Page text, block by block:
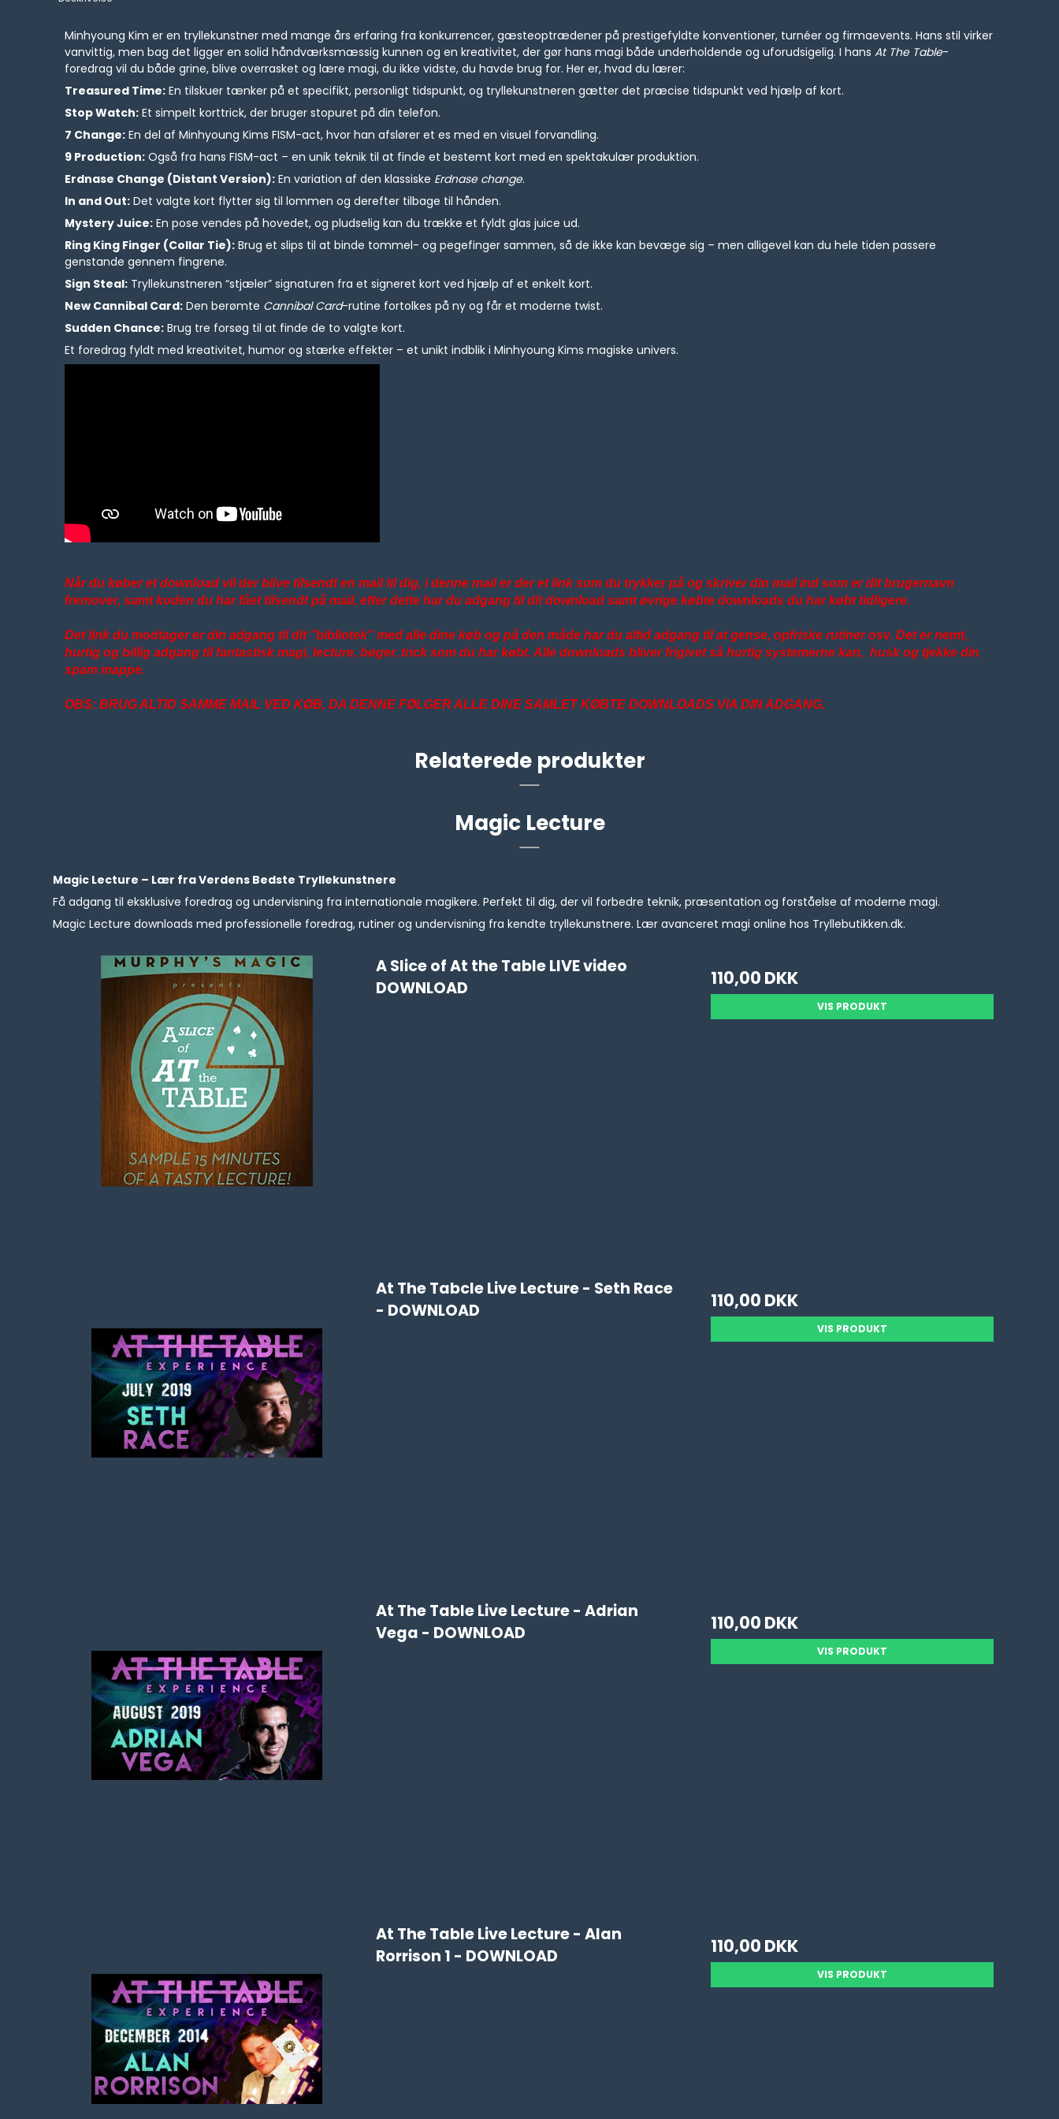
Minhyoung Kim er en tryllekunstner med mange års erfaring fra konkurrencer, gæsteoptrædener på prestigefyldte konventioner, turnéer og firmaevents. Hans stil virker
vanvittig, men bag det ligger en solid håndværksmæssig kunnen og en kreativitet, der gør hans magi både underholdende og uforudsigelig. I hansAt The Table-
foredrag vil du både grine, blive overrasket og lære magi, du ikke vidste, du havde brug for. Her er, hvad du lærer:
Treasured Time: En tilskuer tænker på et specifikt, personligt tidspunkt, og tryllekunstneren gætter det præcise tidspunkt ved hjælp af kort.
Stop Watch: Et simpelt korttrick, der bruger stopuret på din telefon.
7 Change: En del af Minhyoung Kims FISM-act, hvor han afslører et es med en visuel forvandling.
9 Production: Også fra hans FISM-act – en unik teknik til at finde et bestemt kort med en spektakulær produktion.
Erdnase Change (Distant Version): En variation af den klassiske Erdnase change.
In and Out: Det valgte kort flytter sig til lommen og derefter tilbage til hånden.
Mystery Juice: En pose vendes på hovedet, og pludselig kan du trække et fyldt glas juice ud.
Ring King Finger (Collar Tie): Brug et slips til at binde tommel- og pegefinger sammen, så de ikke kan bevæge sig – men alligevel kan du hele tiden passere
genstande gennem fingrene.
Sign Steal: Tryllekunstneren “stjæler” signaturen fra et signeret kort ved hjælp af et enkelt kort.
New Cannibal Card: Den berømte Cannibal Card-rutine fortolkes på ny og får et moderne twist.
Sudden Chance: Brug tre forsøg til at finde de to valgte kort.
Et foredrag fyldt med kreativitet, humor og stærke effekter – et unikt indblik i Minhyoung Kims magiske univers.
Når du køber et download vil der blive tilsendt en mail til dig, i denne mail er der et link som du trykker på og skriver din mail ind som er dit brugernavn
fremover, samt koden du har fået tilsendt på mail, efter dette har du adgang til dit download samt øvrige købte downloads du har købt tidligere.
Det link du modtager er din adgang til dit ”bibliotek” med alle dine køb og på den måde har du altid adgang til at gense, opfriske rutiner osv. Det er nemt,
hurtig og billig adgang til fantastisk magi, lecture, bøger, trick som du har købt. Alle downloads bliver frigivet så hurtig systemerne kan, husk og tjekke din
spam mappe.
OBS: BRUG ALTID SAMME MAIL VED KØB, DA DENNE FØLGER ALLE DINE SAMLET KØBTE DOWNLOADS VIA DIN ADGANG.
Relaterede produkter
Magic Lecture
Magic Lecture – Lær fra Verdens Bedste Tryllekunstnere
Få adgang til eksklusive foredrag og undervisning fra internationale magikere. Perfekt til dig, der vil forbedre teknik, præsentation og forståelse af moderne magi.
Magic Lecture downloads med professionelle foredrag, rutiner og undervisning fra kendte tryllekunstnere. Lær avanceret magi online hos Tryllebutikken.dk.
A Slice of At the Table LIVE video
DOWNLOAD
110,00 DKK
VIS PRODUKT
At The Tabcle Live Lecture - Seth Race
- DOWNLOAD
110,00 DKK
VIS PRODUKT
At The Table Live Lecture - Adrian
Vega - DOWNLOAD
110,00 DKK
VIS PRODUKT
At The Table Live Lecture - Alan
Rorrison 1 - DOWNLOAD
110,00 DKK
VIS PRODUKT